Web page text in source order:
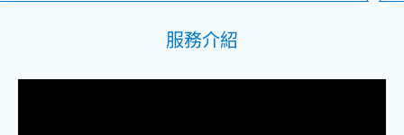
服務介紹